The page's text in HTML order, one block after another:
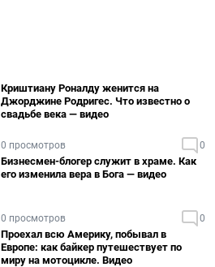
Криштиану Роналду женится на
Джорджине Родригес. Что известно о
свадьбе века — видео
0 просмотров 0
Бизнесмен-блогер служит в храме. Как
его изменила вера в Бога — видео
0 просмотров 0
Проехал всю Америку, побывал в
Европе: как байкер путешествует по
миру на мотоцикле. Видео